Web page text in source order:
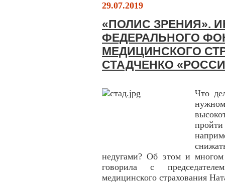
29.07.2019
«ПОЛИС ЗРЕНИЯ».
ФЕДЕРАЛЬНОГО
МЕДИЦИНСКОГО
СТАДЧЕНКО
Что
недугами? Об этом и многом
говорила с
медицинского страхования